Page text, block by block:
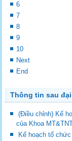
6
7
8
9
10
Next
End
Thông tin sau
(Điều chỉnh) Kế
của Khoa
Kế hoạch tổ